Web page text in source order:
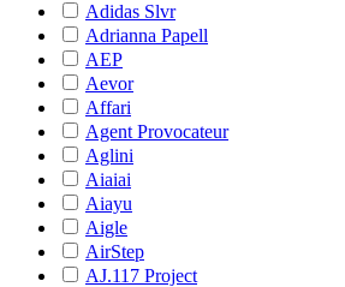
Adidas Slvr
Adrianna Papell
AEP
Aevor
Affari
Agent Provocateur
Aglini
Aiaiai
Aiayu
Aigle
AirStep
AJ.117 Project